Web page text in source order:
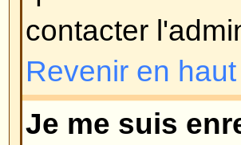
probable est le
pas été conçu pour
d'hiver et l'heure
décalée d'une heure